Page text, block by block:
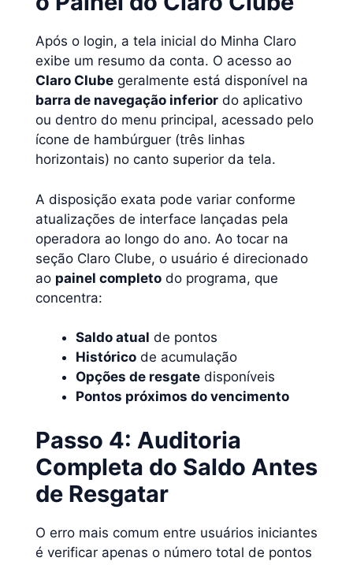
Após o login, a tela inicial do Minha Claro
exibe um resumo da conta. O acesso ao
Claro Clube geralmente está disponível na
barra de navegação inferior do aplicativo
ou dentro do menu principal, acessado pelo
ícone de hambúrguer (três linhas
horizontais) no canto superior da tela.
A disposição exata pode variar conforme
atualizações de interface lançadas pela
operadora ao longo do ano. Ao tocar na
seção Claro Clube, o usuário é direcionado
ao painel completo do programa, que
concentra:
Saldo atual de pontos
Histórico de acumulação
Opções de resgate disponíveis
Pontos próximos do vencimento
Passo 4: Auditoria
Completa do Saldo Antes
de Resgatar
O erro mais comum entre usuários iniciantes
é verificar apenas o número total de pontos